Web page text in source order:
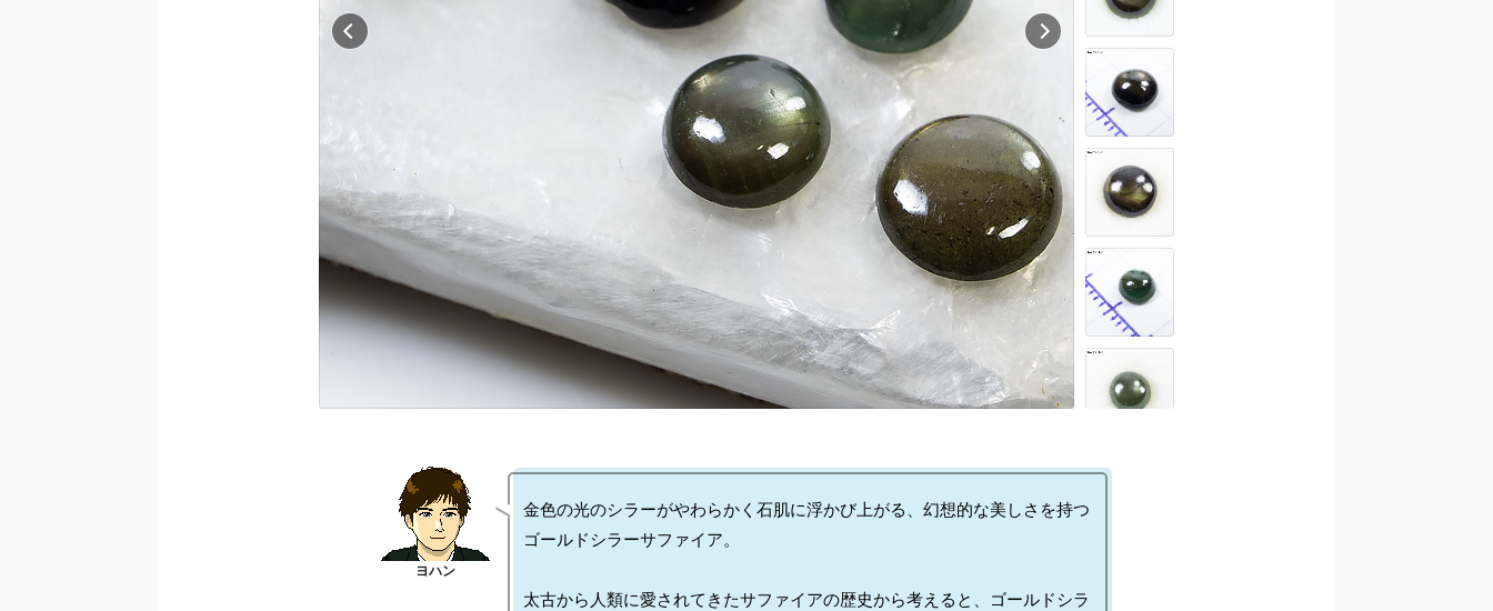
金色の光のシラーがやわらかく石肌に浮かび上がる、幻想的な美しさを持つ
ゴールドシラーサファイア。
太古から人類に愛されてきたサファイアの歴史から考えると、ゴールドシラ